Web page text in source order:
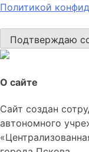
Политикой
Подтверждаю
О сайте
Сайт создан
автономного